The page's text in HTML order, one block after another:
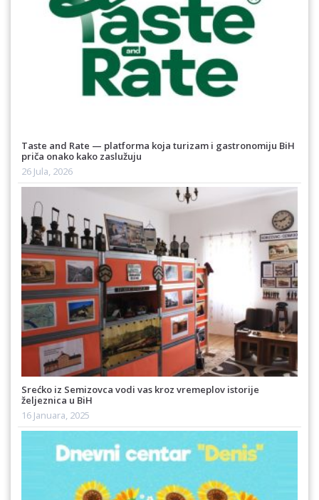
Taste and Rate — platforma koja turizam i gastronomiju BiH
priča onako kako zaslužuju
26 Jula, 2026
Srećko iz Semizovca vodi vas kroz vremeplov istorije
željeznica u BiH
16 Januara, 2025